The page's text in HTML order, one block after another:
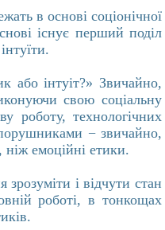
в основі соціонічної
існує перший поділ
або інтуіт?» Звичайно,
свою соціальну
роботу, технологічних
− звичайно,
ніж емоційні етики.
і відчути стан
роботі, в тонкощах